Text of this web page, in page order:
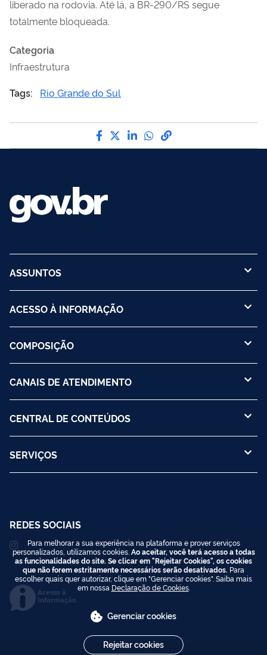
liberado na rodovia. Até lá, a BR-290/RS segue
totalmente bloqueada.
Categoria
Infraestrutura
Tags:
Rio Grande do Sul
Compartilhe por Facebook
Compartilhe por Twitter
Compartilhe por
Compartilhe por
link para Copiar
ASSUNTOS
ACESSO À INFORMAÇÃO
COMPOSIÇÃO
CANAIS DE ATENDIMENTO
CENTRAL DE CONTEÚDOS
SERVIÇOS
REDES SOCIAIS
Acesso à
Informação
Para melhorar a sua experiência na plataforma e prover serviços
personalizados, utilizamos cookies. Ao aceitar, você terá acesso a todas
as funcionalidades do site. Se clicar em "Rejeitar Cookies", os cookies
que não forem estritamente necessários serão desativados. Para
escolher quais quer autorizar, clique em "Gerenciar cookies". Saiba mais
em nossa Declaração de Cookies.
Gerenciar cookies
Rejeitar cookies